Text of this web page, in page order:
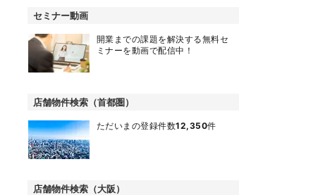
セミナー動画
開業までの課題を解決する無料セ
ミナーを動画で配信中！
店舗物件検索（首都圏）
ただいまの登録件数12,350件
店舗物件検索（大阪）